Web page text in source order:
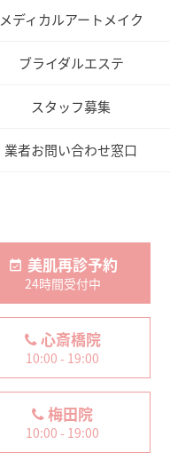
メディカルアートメイク
ブライダルエステ
スタッフ募集
業者お問い合わせ窓口
美肌再診予約
24時間受付中
心斎橋院
10:00 - 19:00
梅田院
10:00 - 19:00